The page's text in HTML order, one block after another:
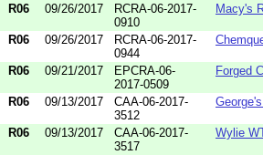
R06 09/26/2017
RCRA-06-2017-
0910
Macy's
R06 09/26/2017
RCRA-06-2017-
0944
R06 09/21/2017
EPCRA-06-
2017-0509
Forged
R06 09/13/2017
CAA-06-2017-
3512
R06 09/13/2017
CAA-06-2017-
3517
Wylie